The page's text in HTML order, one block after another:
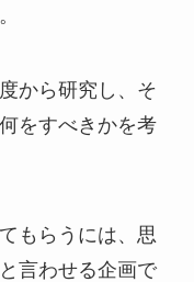
から研究し、そ
をすべきかを考
もらうには、思
言わせる企画で